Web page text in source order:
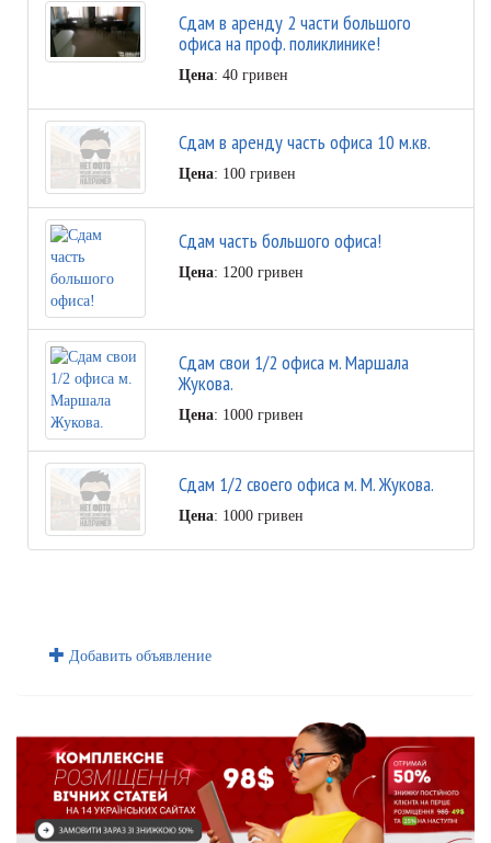
Сдам в аренду 2 части большого
офиса на проф. поликлинике!
Цена: 40 гривен
Сдам в аренду часть офиса 10 м.кв.
Цена: 100 гривен
Сдам часть большого офиса!
Цена: 1200 гривен
Сдам свои 1/2 офиса м. Маршала
Жукова.
Цена: 1000 гривен
Сдам 1/2 своего офиса м. М. Жукова.
Цена: 1000 гривен
Добавить объявление